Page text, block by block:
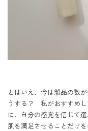
とはいえ、今は製品の数
うする？　私がおすすめ
に、自分の感覚を信じて
肌を満足させることだけ